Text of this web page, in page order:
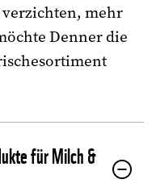
mehr
Denner die
für Milch &